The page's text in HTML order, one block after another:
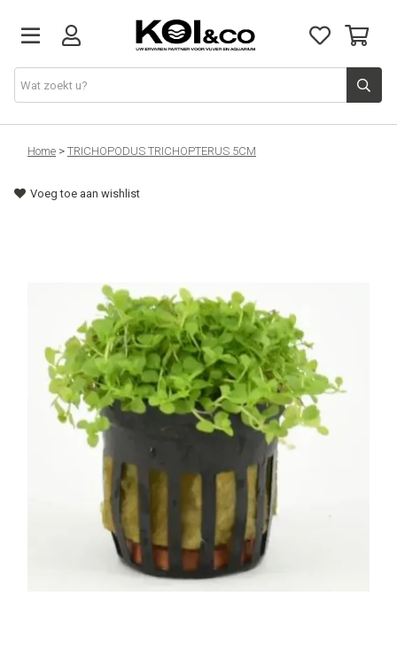
Vijver
Vijvervissen
Doe het zelf
Kennis & advies
Over ons
Cadeaubon
Home > TRICHOPODUS TRICHOPTERUS 5CM
Voeg toe aan wishlist